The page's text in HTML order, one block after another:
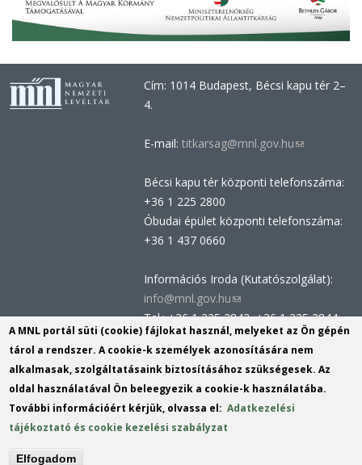
Cím: 1014 Budapest, Bécsi kapu tér 2–
4.
E-mail: titkarsag@mnl.gov.hu(link
e-
Bécsi kapu tér központi telefonszáma:
+36 1 225 2800
Óbudai épület központi telefonszáma:
+36 1 437 0660
Információs Iroda (Kutatószolgálat):
info@mnl.gov.hu(link
sends
e-
mail)
Tel.: +36 1 225 2843, +36 1 225 2844
Postacím: 1014 Budapest, Bécsi kapu
tér 2-4.
Felnőttképzési nyilvántartási szám:
B/2020/002162
Engedélyszám: E/2020/000419
A MNL portál süti (cookie) fájlokat használ, melyeket az Ön gépén
tárol a rendszer. A cookie-k személyek azonosítására nem
alkalmasak, szolgáltatásaink biztosításához szükségesek. Az
oldal használatával Ön beleegyezik a cookie-k használatába.
További információért kérjük, olvassa el:Adatkezelési
tájékoztató és cookie kezelési szabályzat
Elfogadom